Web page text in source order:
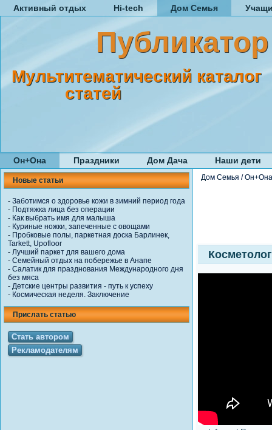
Активный отдых Hi-tech Дом Семья
Публикатор
Мультитематический каталог
статей
Он+Она Праздники Дом Дача Наши дети
Новые статьи
- Заботимся о здоровье кожи в зимний период года
- Подтяжка лица без операции
- Как выбрать имя для малыша
- Куриные ножки, запеченные с овощами
- Пробковые полы, паркетная доска Барлинек,
Tarkett, Upofloor
- Лучший паркет для вашего дома
- Семейный отдых на побережье в Анапе
- Салатик для празднования Международного дня
без мяса
- Детские центры развития - путь к успеху
- Космическая неделя. Заключение
Прислать статью
Стать автором
Рекламодателям
Дом Семья /Он+Она